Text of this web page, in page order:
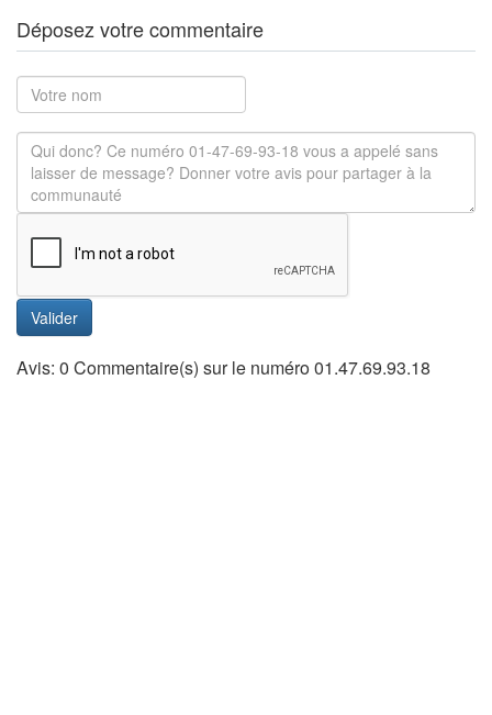
Déposez votre commentaire
Valider
Avis: 0 Commentaire(s) sur le numéro 01.47.69.93.18